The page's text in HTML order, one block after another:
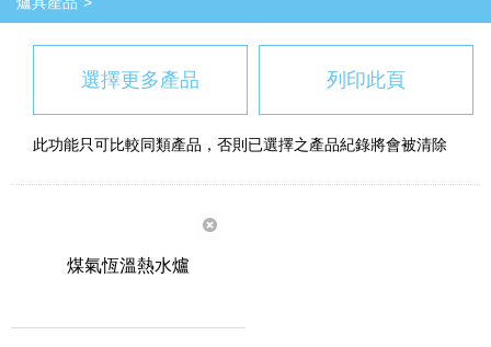
選擇更多產品 列印此頁
此功能只可比較同類產品，否則已選擇之產品紀錄將會被清除
煤氣恆溫熱水爐